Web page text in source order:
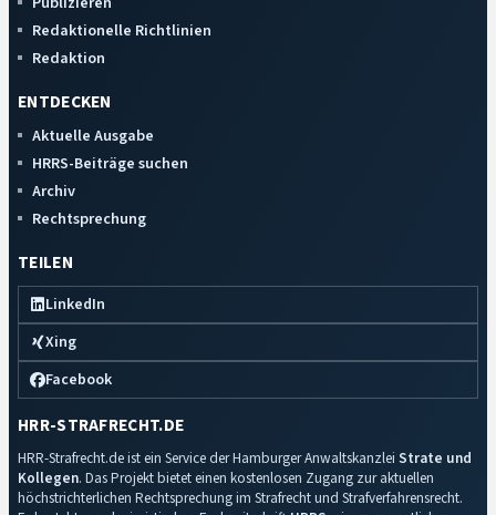
Redaktionelle Richtlinien
Redaktion
ENTDECKEN
Aktuelle Ausgabe
HRRS-Beiträge suchen
Archiv
Rechtsprechung
TEILEN
LinkedIn
Xing
Facebook
HRR-STRAFRECHT.DE
HRR-Strafrecht.de ist ein Service der Hamburger Anwaltskanzlei Strate und
Kollegen. Das Projekt bietet einen kostenlosen Zugang zur aktuellen
höchstrichterlichen Rechtsprechung im Strafrecht und Strafverfahrensrecht.